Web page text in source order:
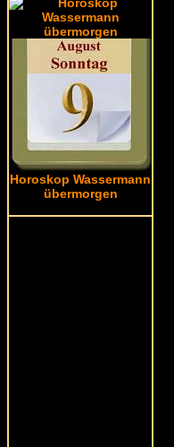
Horoskop Wassermann
übermorgen